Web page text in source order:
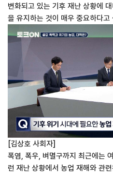
변화되고 있는 기후 재난 상황에
을 유지하는 것이 매우 중요하다고
[김상호 사회자]
폭염, 폭우, 벼멸구까지 최근에는
런 재난 상황에서 농업 재해와 관